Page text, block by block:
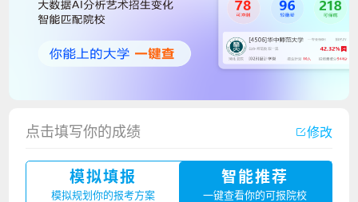
点击填写你的成绩 修改
模拟填报
模拟规划你的报考方案
智能推荐
一键查看你的可报院校
香港中文大学（深圳）2023年夏季高考招生简章